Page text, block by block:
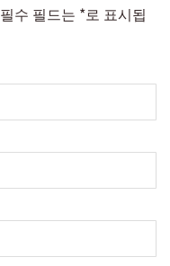
필수 필드는 *로 표시됩